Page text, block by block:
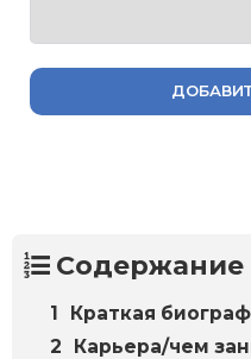
Содержание
Краткая
Карьера/чем